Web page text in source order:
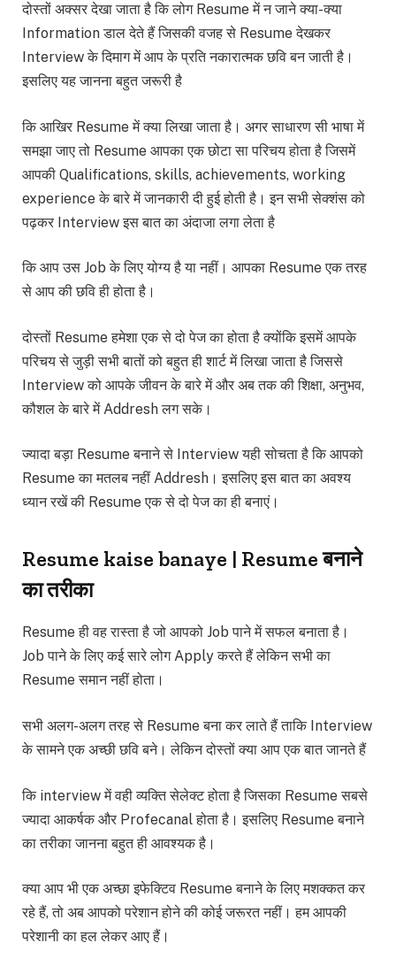
दोस्तों अक्सर देखा जाता है कि लोग Resume में न जाने क्या-क्या
Information डाल देते हैं जिसकी वजह से Resume देखकर
Interview के दिमाग में आप के प्रति नकारात्मक छवि बन जाती है।
इसलिए यह जानना बहुत जरूरी है
कि आखिर Resume में क्या लिखा जाता है। अगर साधारण सी भाषा में
समझा जाए तो Resume आपका एक छोटा सा परिचय होता है जिसमें
आपकी Qualifications, skills, achievements, working
experience के बारे में जानकारी दी हुई होती है। इन सभी सेक्शंस को
पढ़कर Interview इस बात का अंदाजा लगा लेता है
कि आप उस Job के लिए योग्य है या नहीं। आपका Resume एक तरह
से आप की छवि ही होता है।
दोस्तों Resume हमेशा एक से दो पेज का होता है क्योंकि इसमें आपके
परिचय से जुड़ी सभी बातों को बहुत ही शार्ट में लिखा जाता है जिससे
Interview को आपके जीवन के बारे में और अब तक की शिक्षा, अनुभव,
कौशल के बारे में Addresh लग सके।
ज्यादा बड़ा Resume बनाने से Interview यही सोचता है कि आपको
Resume का मतलब नहीं Addresh। इसलिए इस बात का अवश्य
ध्यान रखें की Resume एक से दो पेज का ही बनाएं।
Resume kaise banaye | Resume बनाने
का तरीका
Resume ही वह रास्ता है जो आपको Job पाने में सफल बनाता है।
Job पाने के लिए कई सारे लोग Apply करते हैं लेकिन सभी का
Resume समान नहीं होता।
सभी अलग-अलग तरह से Resume बना कर लाते हैं ताकि Interview
के सामने एक अच्छी छवि बने। लेकिन दोस्तों क्या आप एक बात जानते हैं
कि interview में वही व्यक्ति सेलेक्ट होता है जिसका Resume सबसे
ज्यादा आकर्षक और Profecanal होता है। इसलिए Resume बनाने
का तरीका जानना बहुत ही आवश्यक है।
क्या आप भी एक अच्छा इफेक्टिव Resume बनाने के लिए मशक्कत कर
रहे हैं, तो अब आपको परेशान होने की कोई जरूरत नहीं। हम आपकी
परेशानी का हल लेकर आए हैं।